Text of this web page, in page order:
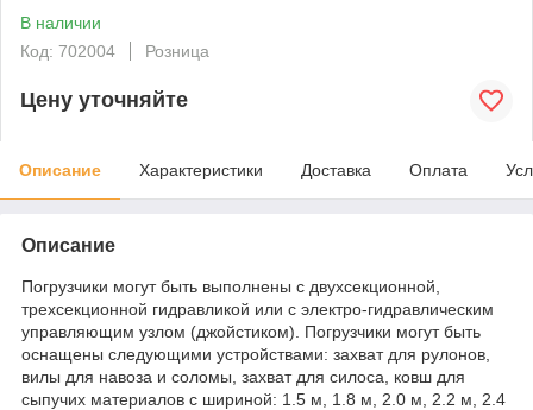
В наличии
Код: 702004
Розница
Цену уточняйте
Описание Характеристики Доставка Оплата
Описание
Погрузчики могут быть выполнены с двухсекционной,
трехсекционной гидравликой или с электро-гидравлическим
управляющим узлом (джойстиком). Погрузчики могут быть
оснащены следующими устройствами: захват для рулонов,
вилы для навоза и соломы, захват для силоса, ковш для
сыпучих материалов с шириной: 1.5 м, 1.8 м, 2.0 м, 2.2 м, 2.4